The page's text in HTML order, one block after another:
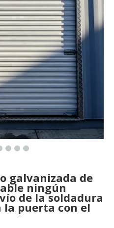
galvanizada de
ningún
de la soldadura
puerta con el